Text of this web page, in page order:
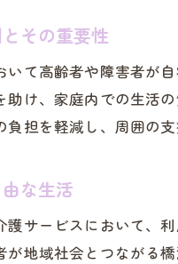
個
泉
地
ホ
安
その重要性
いて高齢者や障害者が
助け、家庭内での生活
担を軽減し、周囲の
な生活
護サービスにおいて、
が地域社会とつながる